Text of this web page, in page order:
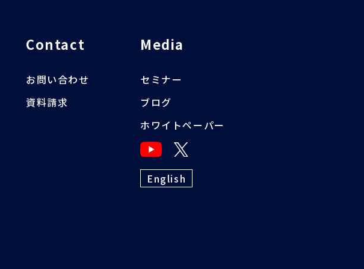
Contact
お問い合わせ
資料請求
Media
セミナー
ブログ
ホワイトペーパー
English